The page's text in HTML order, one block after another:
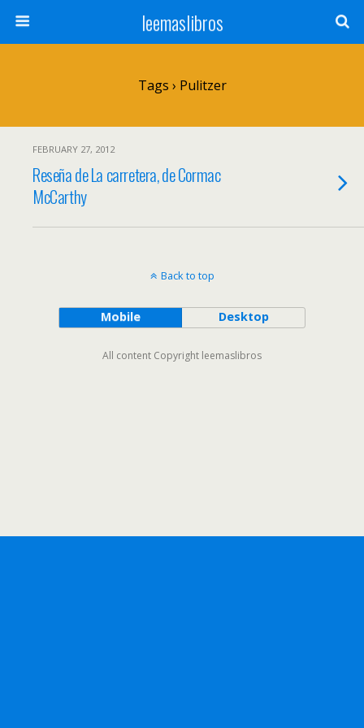
leemaslibros
Tags › Pulitzer
FEBRUARY 27, 2012
Reseña de La carretera, de Cormac
McCarthy
Back to top
Mobile Desktop
All content Copyright leemaslibros